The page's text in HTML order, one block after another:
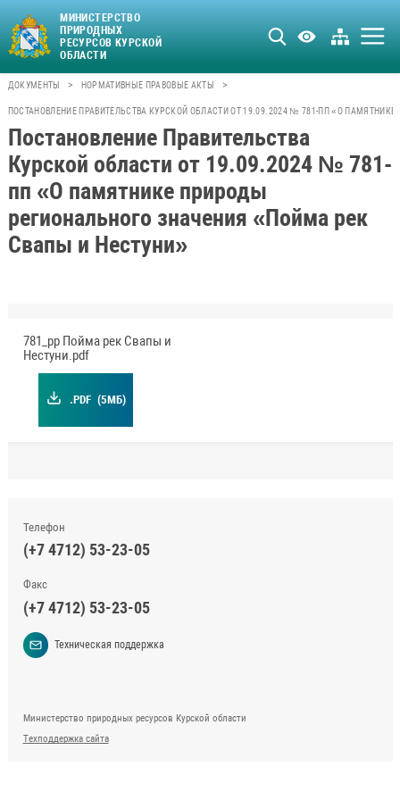
МИНИСТЕРСТВО
ПРИРОДНЫХ
РЕСУРСОВ КУРСКОЙ
ОБЛАСТИ
ДОКУМЕНТЫ > НОРМАТИВНЫЕ ПРАВОВЫЕ АКТЫ >
ПОСТАНОВЛЕНИЕ ПРАВИТЕЛЬСТВА КУРСКОЙ ОБЛАСТИ ОТ 19.09.2024 № 781-ПП «О
Постановление Правительства
Курской области от 19.09.2024 № 781-
пп «О памятнике природы
регионального значения «Пойма рек
Свапы и Нестуни»
781_pp Пойма рек Свапы и
Нестуни.pdf
.PDF (5МБ)
Телефон
(+7 4712) 53-23-05
Факс
(+7 4712) 53-23-05
Техническая поддержка
Министерство природных ресурсов Курской области
Техподдержка сайта